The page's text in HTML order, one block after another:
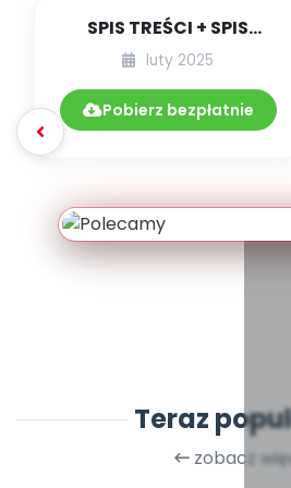
SPIS TREŚCI + SPIS
POMOCY
DYDAKTYCZNYCH
02.281/2025
luty 2025
Pobierz bezpłatnie
Teraz
zobacz